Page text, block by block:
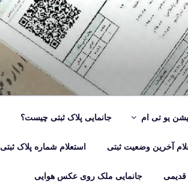
یو تی ام جانمایی پلاک ثبتی چیست؟
آخرین وضعیت ثبتی استعلام شماره پلاک ثبتی
قدیمی جانمایی ملک روی عکس هوایی